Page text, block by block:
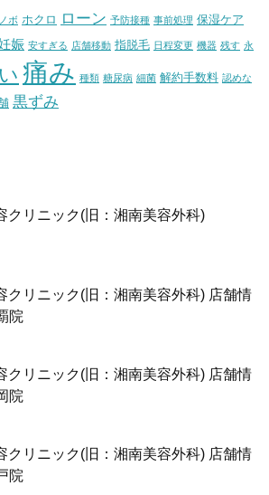
ボ ホクロ ローン 予防接種 事前処理 保湿ケア
娠 安すぎる 店舗移動 指脱毛 日程変更 機器 残す 永
痛み 種類 糖尿病 細菌 解約手数料 認めな
黒ずみ
クリニック(旧：湘南美容外科)
クリニック(旧：湘南美容外科) 店舗情
院
クリニック(旧：湘南美容外科) 店舗情
院
クリニック(旧：湘南美容外科) 店舗情
院